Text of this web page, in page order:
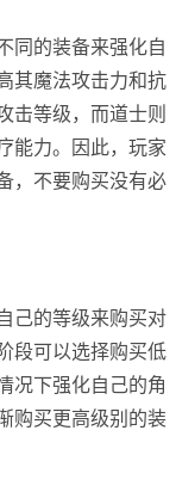
同的装备来强化自
其魔法攻击力和抗
击等级，而道士则
能力。因此，玩家
，不要购买没有必
己的等级来购买对
段可以选择购买低
况下强化自己的角
购买更高级别的装